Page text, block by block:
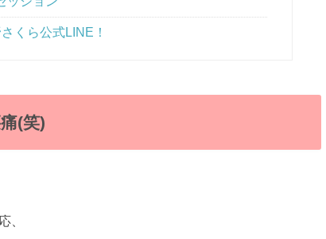
くら公式LINE！
(笑)
、